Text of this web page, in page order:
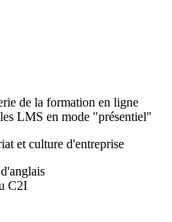
de la formation en ligne
LMS en mode "présentiel"
et culture d'entreprise
C2I